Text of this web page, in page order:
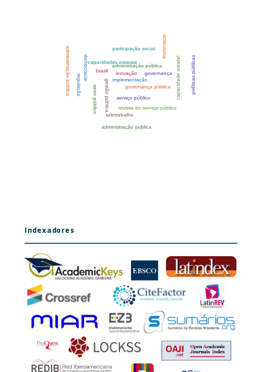
Indexadores